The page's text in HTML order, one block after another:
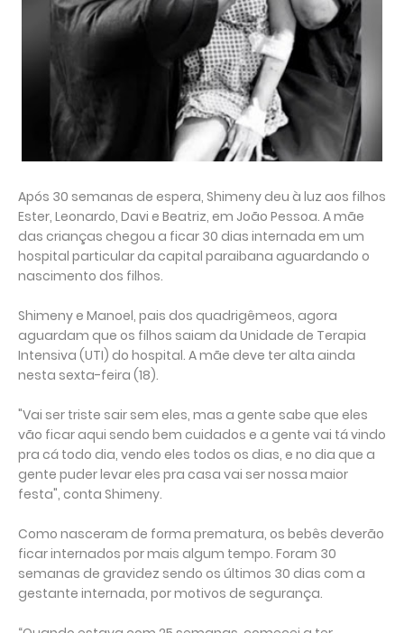
Após 30 semanas de espera, Shimeny deu à luz aos filhos
Ester, Leonardo, Davi e Beatriz, em João Pessoa. A mãe
das crianças chegou a ficar 30 dias internada em um
hospital particular da capital paraibana aguardando o
nascimento dos filhos.
Shimeny e Manoel, pais dos quadrigêmeos, agora
aguardam que os filhos saiam da Unidade de Terapia
Intensiva (UTI) do hospital. A mãe deve ter alta ainda
nesta sexta-feira (18).
"Vai ser triste sair sem eles, mas a gente sabe que eles
vão ficar aqui sendo bem cuidados e a gente vai tá vindo
pra cá todo dia, vendo eles todos os dias, e no dia que a
gente puder levar eles pra casa vai ser nossa maior
festa", conta Shimeny.
Como nasceram de forma prematura, os bebês deverão
ficar internados por mais algum tempo. Foram 30
semanas de gravidez sendo os últimos 30 dias com a
gestante internada, por motivos de segurança.